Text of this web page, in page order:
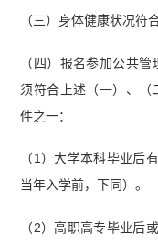
（三）身体健康状况符
（四）报名参加公共
须符合上述（一）、（
件之一：
（1）大学本科毕业后
当年入学前，下同）。
（2）高职高专毕业后